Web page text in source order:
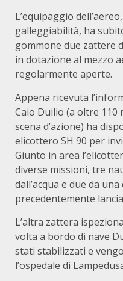
L’equipaggio
galleggiabilità, ha
gommone due zattere
in dotazione al mezzo
regolarmente aperte.
Appena ricevuta
Caio Duilio (a oltre 110
scena d’azione) ha
elicottero SH 90 per
Giunto in area
diverse missioni, tre
dall’acqua e due da
precedentemente
L’altra zattera
volta a bordo di nave
stati stabilizzati e
l’ospedale di